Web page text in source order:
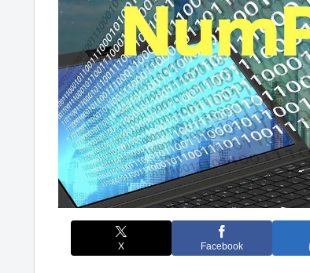
X Facebook